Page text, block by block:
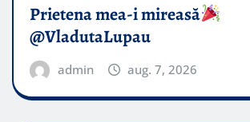
Prietena mea-i mireasă​
@VladutaLupau
admin aug. 7, 2026